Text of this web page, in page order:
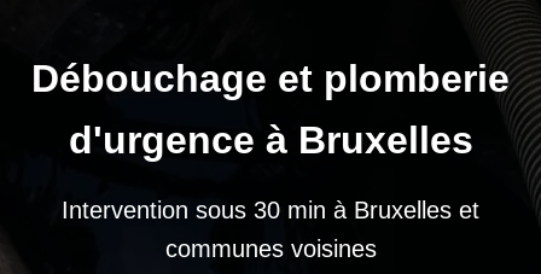
Débouchage et plomberie
d'urgence à Bruxelles
Intervention sous 30 min à Bruxelles et
communes voisines